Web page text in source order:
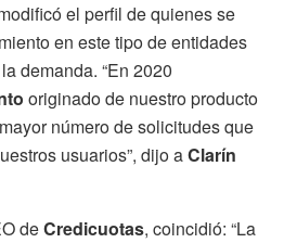
el perfil de quienes se
en este tipo de entidades
demanda. “En 2020
originado de nuestro producto
número de solicitudes que
usuarios”, dijo aClarín
deCredicuotas, coincidió: “La